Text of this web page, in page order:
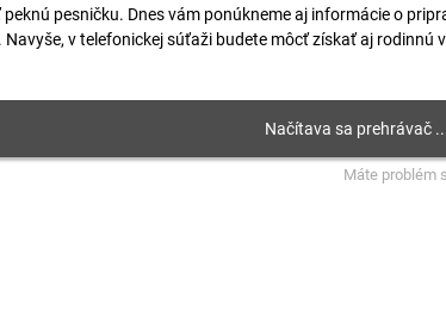
pesničku. Dnes vám ponúkneme aj informácie o
Navyše, v telefonickej súťaži budete môcť získať aj rodinnú
Máte problém